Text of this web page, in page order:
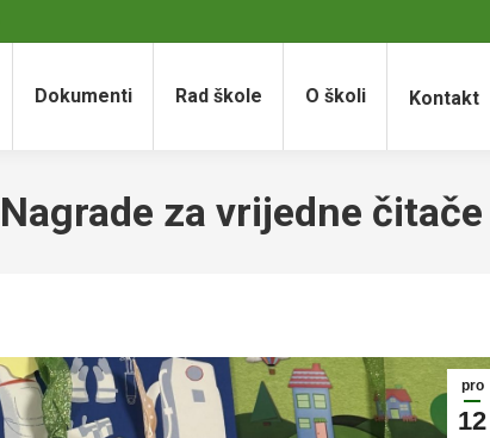
Dokumenti Rad škole O školi Kontakt
Nagrade za vrijedne čitače
pro
12